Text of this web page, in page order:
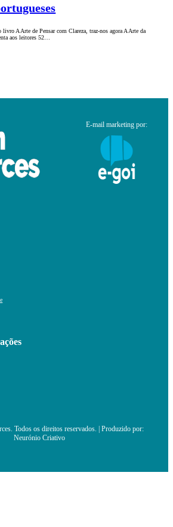
A Arte de Pensar com Clareza, traz-nos agora A Arte da
aos leitores 52…
E-mail marketing por:
Todos os direitos reservados. | Produzido por:
Neurónio Criativo